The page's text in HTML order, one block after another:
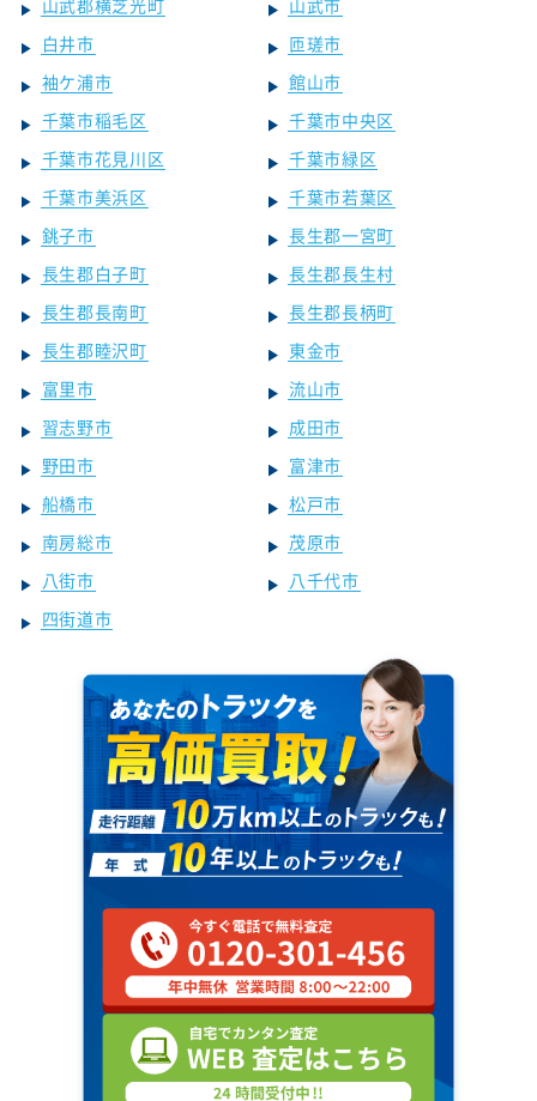
白井市
匝瑳市
袖ケ浦市
館山市
千葉市稲毛区
千葉市中央区
千葉市花見川区
千葉市緑区
千葉市美浜区
千葉市若葉区
銚子市
長生郡一宮町
長生郡白子町
長生郡長生村
長生郡長南町
長生郡長柄町
長生郡睦沢町
東金市
富里市
流山市
習志野市
成田市
野田市
富津市
船橋市
松戸市
南房総市
茂原市
八街市
八千代市
四街道市